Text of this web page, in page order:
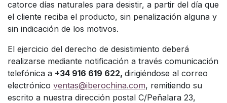
catorce días naturales para desistir, a partir del día que
el cliente reciba el producto, sin penalización alguna y
sin indicación de los motivos.
El ejercicio del derecho de desistimiento deberá
realizarse mediante notificación a través comunicación
telefónica a +34 916 619 622, dirigiéndose al correo
electrónico ventas@iberochina.com, remitiendo su
escrito a nuestra dirección postal C/Peñalara 23,